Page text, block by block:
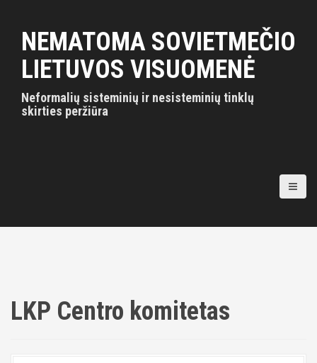
NEMATOMA SOVIETMEČIO
LIETUVOS VISUOMENĖ
Neformalių sisteminių ir nesisteminių tinklų
skirties peržiūra
LKP Centro komitetas